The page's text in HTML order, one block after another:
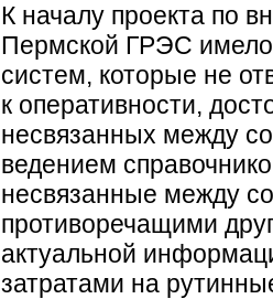
К началу проекта по
Пермской ГРЭС
систем, которые не
к оперативности,
несвязанных между
ведением
несвязанные между
противоречащими
актуальной
затратами на